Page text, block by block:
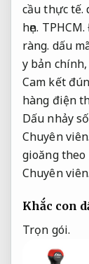
cầu thực tế.
hẹn. TPHCM.
ràng. dấu
y bản
Cam kết
hàng điện
Dấu nhảy
Chuyên viên.
gioăng theo
Chuyên viên.
Khắc con
Trọn gói.